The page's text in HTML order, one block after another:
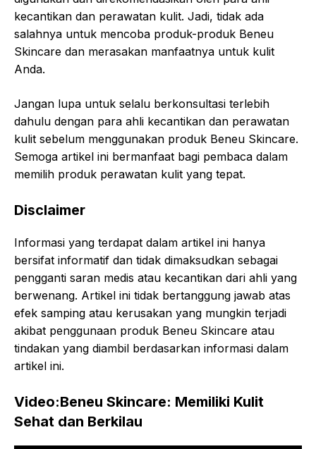
kecantikan dan perawatan kulit. Jadi, tidak ada
salahnya untuk mencoba produk-produk Beneu
Skincare dan merasakan manfaatnya untuk kulit
Anda.
Jangan lupa untuk selalu berkonsultasi terlebih
dahulu dengan para ahli kecantikan dan perawatan
kulit sebelum menggunakan produk Beneu Skincare.
Semoga artikel ini bermanfaat bagi pembaca dalam
memilih produk perawatan kulit yang tepat.
Disclaimer
Informasi yang terdapat dalam artikel ini hanya
bersifat informatif dan tidak dimaksudkan sebagai
pengganti saran medis atau kecantikan dari ahli yang
berwenang. Artikel ini tidak bertanggung jawab atas
efek samping atau kerusakan yang mungkin terjadi
akibat penggunaan produk Beneu Skincare atau
tindakan yang diambil berdasarkan informasi dalam
artikel ini.
Video:Beneu Skincare: Memiliki Kulit
Sehat dan Berkilau